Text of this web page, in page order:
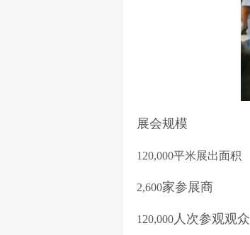
展会规模
120,000平米展出面积
2,600家参展商
120,000 人次参观观众